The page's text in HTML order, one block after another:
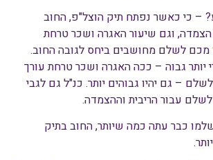
– כי כאשר נפתח תיק הוצל"פ, החוב
הצמדה, וגם שיעור האגרה ושכר טרחת
מכם לשלם מחושבים ביחס לגובה החוב.
יותר גבוה – ככה האגרה ושכר טרחת עורך
– גם יהיו גבוהים יותר. כנ"ל גם לגבי
עבור הריבית וההצמדה.
כבר עתה כמה שיותר, החוב בתיק